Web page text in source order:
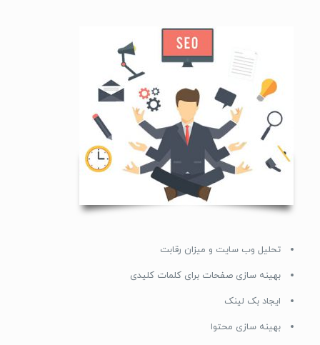
تحلیل وب سایت و میزان رقابت
بهینه سازی صفحات برای کلمات کلیدی
ایجاد بک لینک
بهینه سازی محتوا